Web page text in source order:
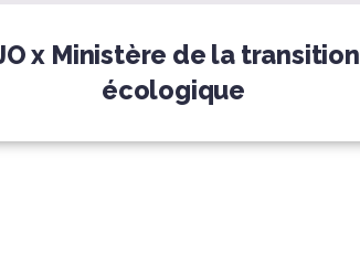
x Ministère de la transition
écologique